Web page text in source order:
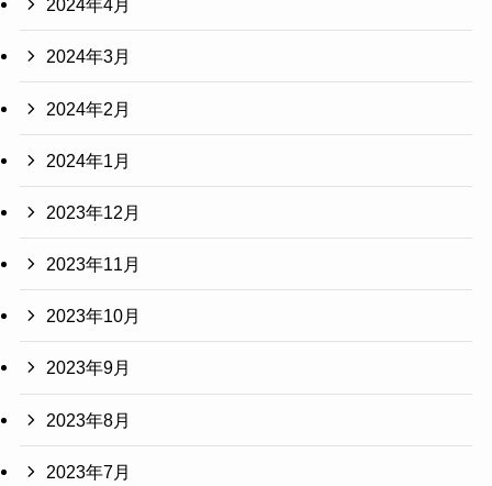
2024年4月
2024年3月
2024年2月
2024年1月
2023年12月
2023年11月
2023年10月
2023年9月
2023年8月
2023年7月